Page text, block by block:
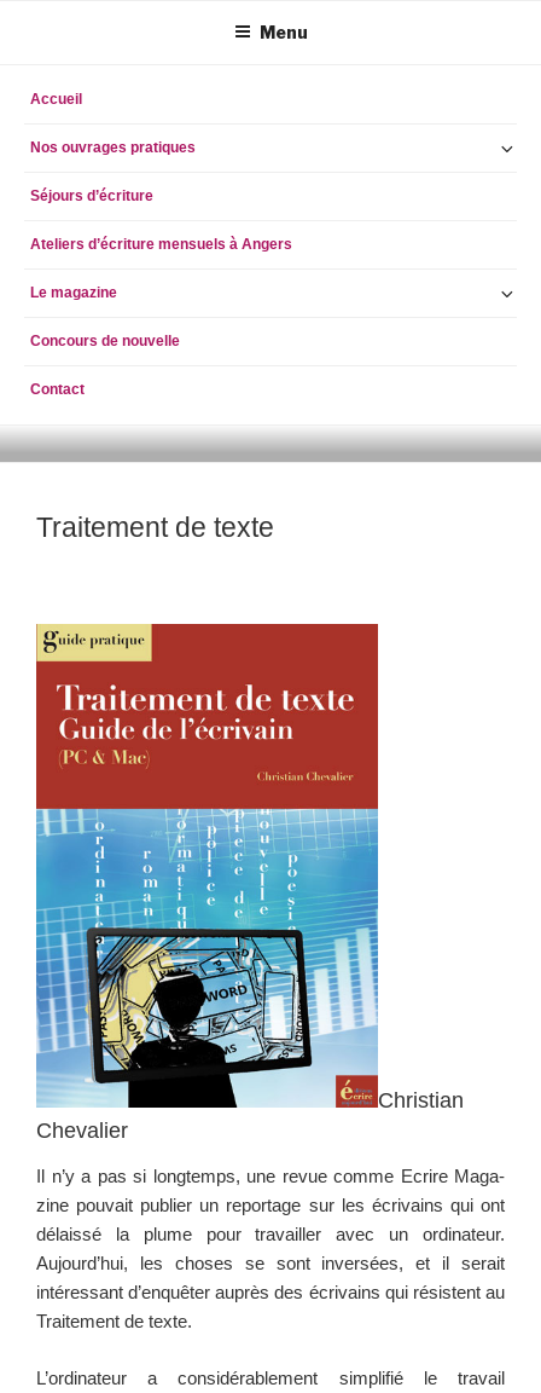
principal
Menu
Accueil
Nos ouvrages pratiques
Séjours d’écriture
Ateliers d’écriture mensuels à Angers
Le magazine
Concours de nouvelle
Contact
ECRIRE AUJOURD'HUI
Traitement de texte
Christian
Chevalier
Il n’y a pas si longtemps, une revue comme Ecrire Mag­a­
zine pou­vait pub­li­er un reportage sur les écrivains qui ont
délais­sé la plume pour tra­vailler avec un ordi­na­teur.
Aujourd’hui, les choses se sont inver­sées, et il serait
intéres­sant d’enquêter auprès des écrivains qui résis­tent au
Traite­ment de texte.
L’ordinateur a con­sid­érable­ment sim­pli­fié le tra­vail